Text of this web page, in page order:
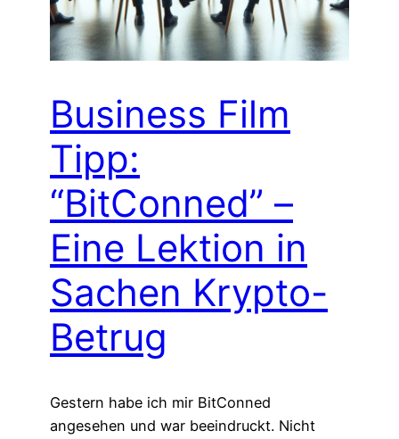
Business Film
Tipp:
“BitConned” –
Eine Lektion in
Sachen Krypto-
Betrug
Gestern habe ich mir BitConned
angesehen und war beeindruckt. Nicht